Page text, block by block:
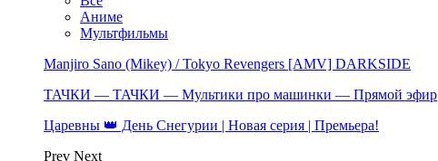
Аниме
Мультфильмы
Manjiro Sano (Mikey) / Tokyo Revengers [AMV] DARKSIDE
ТАЧКИ — ТАЧКИ — Мультики про машинки — Прямой эфир
Царевны 👑 День Снегурии | Новая серия | Премьера!
Prev Next